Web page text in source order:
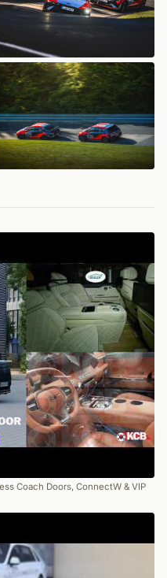
Coach Doors, ConnectW & VIP